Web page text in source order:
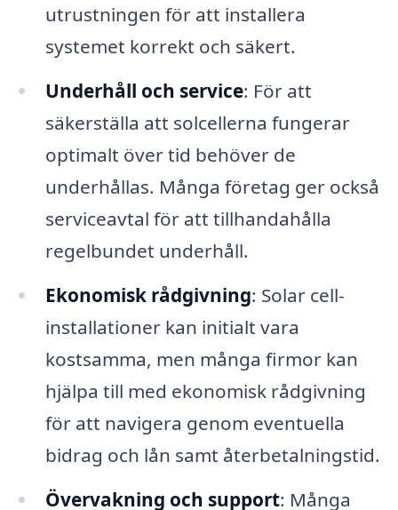
utrustningen för att installera
systemet korrekt och säkert.
Underhåll och service: För att
säkerställa att solcellerna fungerar
optimalt över tid behöver de
underhållas. Många företag ger också
serviceavtal för att tillhandahålla
regelbundet underhåll.
Ekonomisk rådgivning: Solar cell-
installationer kan initialt vara
kostsamma, men många firmor kan
hjälpa till med ekonomisk rådgivning
för att navigera genom eventuella
bidrag och lån samt återbetalningstid.
Övervakning och support: Många